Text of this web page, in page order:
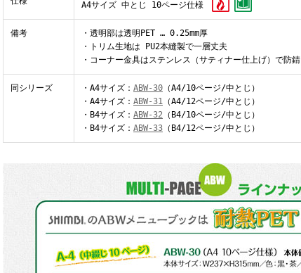
A4サイズ 中とじ 10ページ仕様
備考
・透明部は透明PET … 0.25mm厚
・トリム生地は PU2本縫製で一層丈夫
・コーナー金具はステンレス（サティナー仕上げ）で防
同シリーズ ・A4サイズ： ABW-30 （A4/10ページ/中とじ）
・A4サイズ： ABW-31 （A4/12ページ/中とじ）
・B4サイズ： ABW-32 （B4/10ページ/中とじ）
・B4サイズ： ABW-33 （B4/12ページ/中とじ）